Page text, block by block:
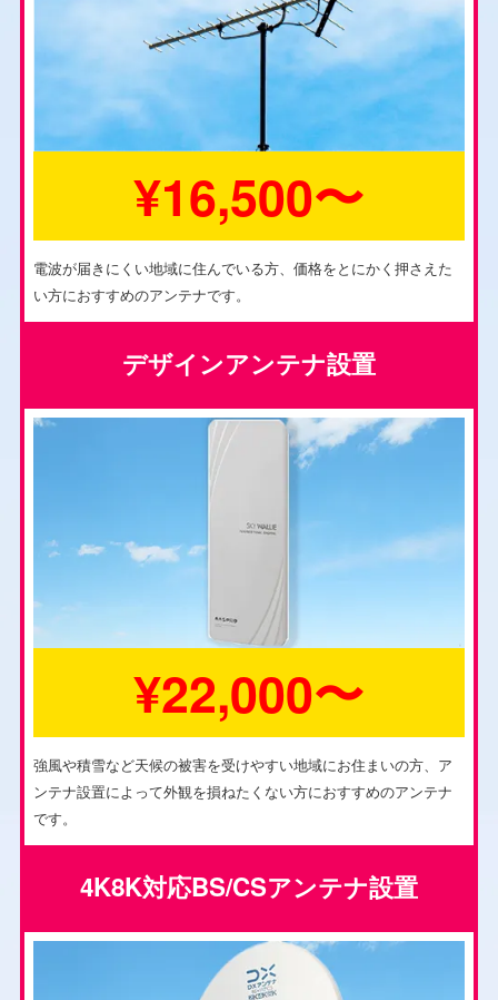
¥16,500〜
電波が届きにくい地域に住んでいる方、価格をとにかく押さえた
い方におすすめのアンテナです。
デザインアンテナ設置
¥22,000〜
強風や積雪など天候の被害を受けやすい地域にお住まいの方、ア
ンテナ設置によって外観を損ねたくない方におすすめのアンテナ
です。
4K8K対応BS/CSアンテナ設置